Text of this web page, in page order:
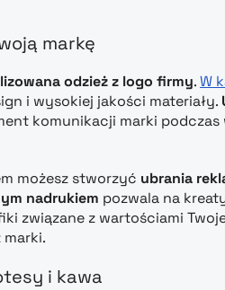
markę
odzież z logo firmy.W
i wysokiej jakości materiały.
komunikacji marki
możesz stworzyć ubrania
nadrukiem pozwala na
związane z wartościami
i kawa